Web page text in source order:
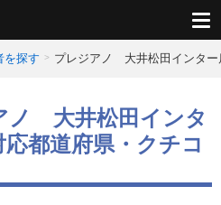
を探す プレジアノ 大井松田インター
ノ 大井松田インタ
応都道府県・クチコ